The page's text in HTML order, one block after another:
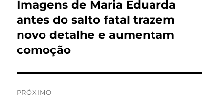
Post
Post
anterior:
Imagens de Maria Eduarda
antes do salto fatal trazem
novo detalhe e aumentam
comoção
PRÓXIMO